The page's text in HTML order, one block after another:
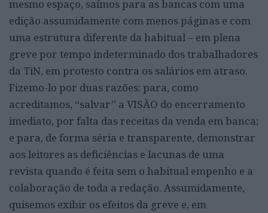
mesmo espaço, saímos para as bancas com uma
edição assumidamente com menos páginas e com
uma estrutura diferente da habitual – em plena
greve por tempo indeterminado dos trabalhadores
da TiN, em protesto contra os salários em atraso.
Fizemo-lo por duas razões: para, como
acreditamos, “salvar” a VISÃO do encerramento
imediato, por falta das receitas da venda em banca;
e para, de forma séria e transparente, demonstrar
aos leitores as deficiências e lacunas de uma
revista quando é feita sem o habitual empenho e a
colaboração de toda a redação. Assumidamente,
quisemos exibir os efeitos da greve e, em